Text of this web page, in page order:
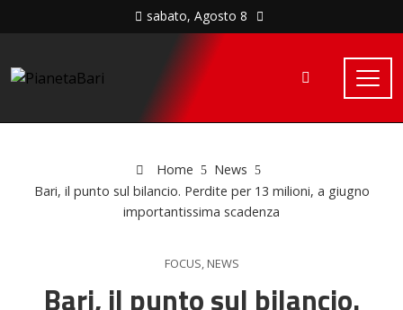
sabato, Agosto 8
Home
News
Bari, il punto sul bilancio. Perdite per 13 milioni, a giugno
importantissima scadenza
FOCUS, NEWS
Bari, il punto sul bilancio.